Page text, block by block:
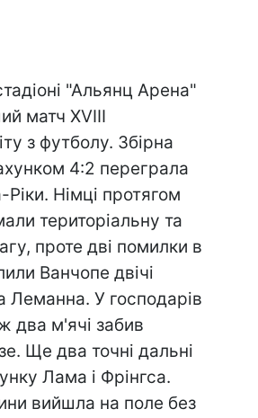
"Альянц Арена"
матч XVIII
з футболу. Збірна
4:2 переграла
Німці протягом
територіальну та
проте дві помилки в
Ванчопе двічі
Леманна. У господарів
два м'ячі забив
Ще два точні дальні
Лама і Фрінгса.
вийшла на поле без